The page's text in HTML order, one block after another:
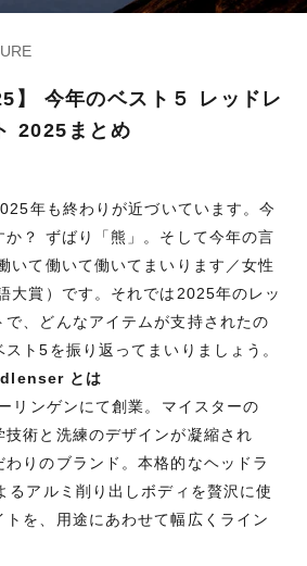
】 今年のベスト５ レッドレ
2025まとめ
年も終わりが近づいています。今
か？ ずばり「熊」。そして今年の言
いて働いて働いてまいります／女性
大賞）です。それでは2025年のレッ
で、どんなアイテムが支持されたの
ト5を振り返ってまいりましょう。
とは
リンゲンにて創業。マイスターの
技術と洗練のデザインが凝縮され
りのブランド。本格的なヘッドラ
るアルミ削り出しボディを贅沢に使
トを、用途にあわせて幅広くライン